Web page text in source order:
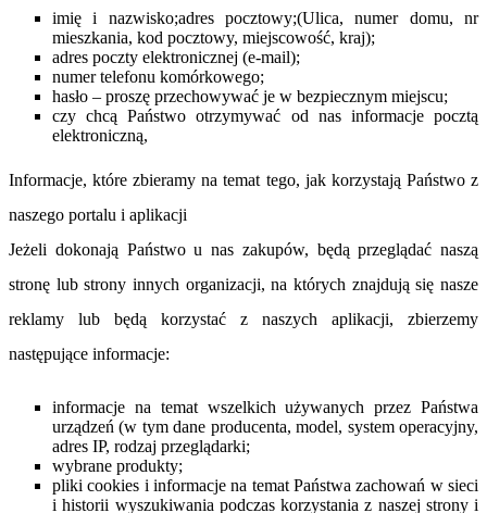
imię i nazwisko;adres pocztowy;(Ulica, numer domu, nr
mieszkania, kod pocztowy, miejscowość, kraj);
adres poczty elektronicznej (e-mail);
numer telefonu komórkowego;
hasło – proszę przechowywać je w bezpiecznym miejscu;
czy chcą Państwo otrzymywać od nas informacje pocztą
elektroniczną,
Informacje, które zbieramy na temat tego, jak korzystają Państwo z
naszego portalu i aplikacji
Jeżeli dokonają Państwo u nas zakupów, będą przeglądać naszą
stronę lub strony innych organizacji, na których znajdują się nasze
reklamy lub będą korzystać z naszych aplikacji, zbierzemy
następujące informacje:
informacje na temat wszelkich używanych przez Państwa
urządzeń (w tym dane producenta, model, system operacyjny,
adres IP, rodzaj przeglądarki;
wybrane produkty;
pliki cookies i informacje na temat Państwa zachowań w sieci
i historii wyszukiwania podczas korzystania z naszej strony i